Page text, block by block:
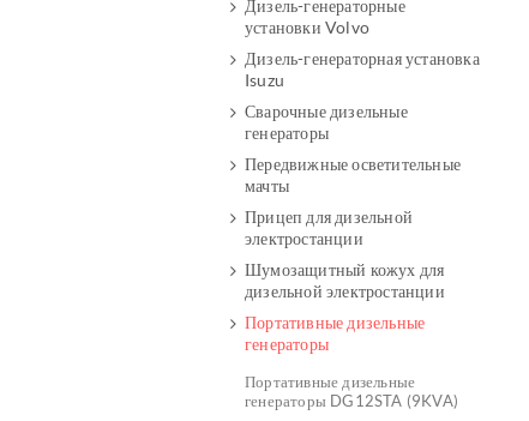
Дизель-генераторные
установки Volvo
Дизель-генераторная установка
Isuzu
Сварочные дизельные
генераторы
Передвижные осветительные
мачты
Прицеп для дизельной
электростанции
Шумозащитный кожух для
дизельной электростанции
Портативные дизельные
генераторы
Портативные дизельные
генераторы DG12STA (9KVA)